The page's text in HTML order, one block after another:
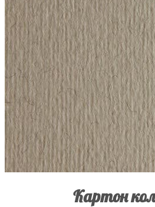
Картон